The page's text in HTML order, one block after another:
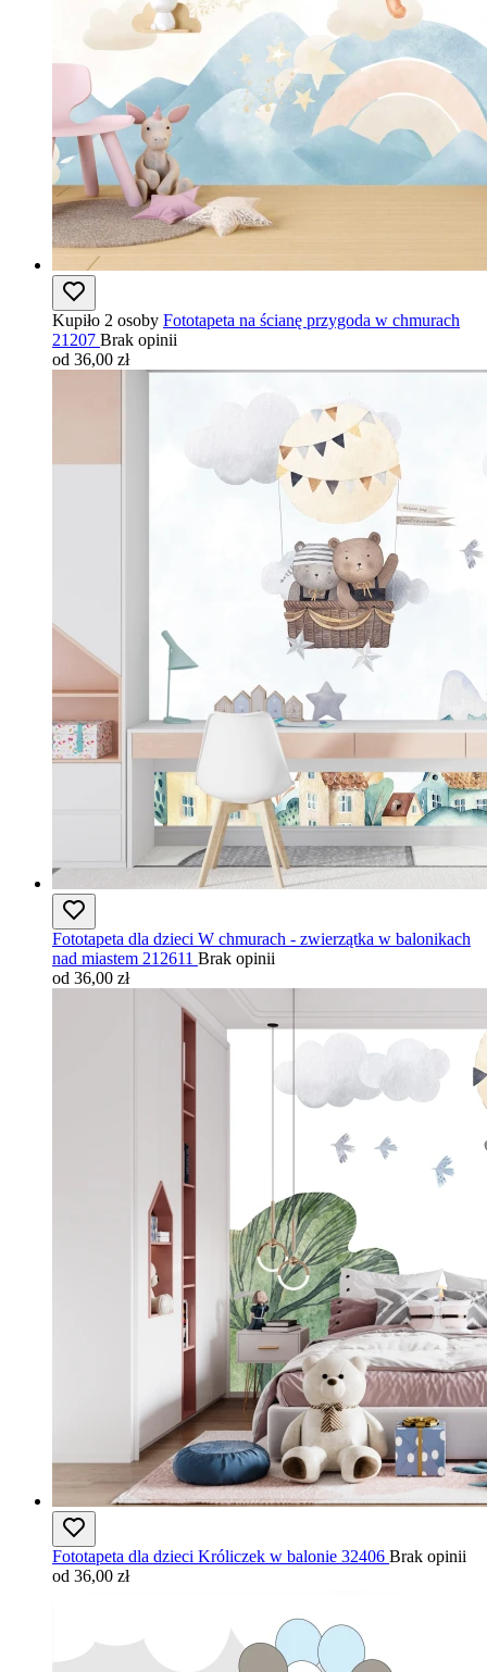
Kupiło 2 osoby Fototapeta na ścianę przygoda w chmurach
21207 Brak opinii
od 36,00 zł
Fototapeta dla dzieci W chmurach - zwierzątka w balonikach
nad miastem 212611 Brak opinii
od 36,00 zł
Fototapeta dla dzieci Króliczek w balonie 32406 Brak opinii
od 36,00 zł